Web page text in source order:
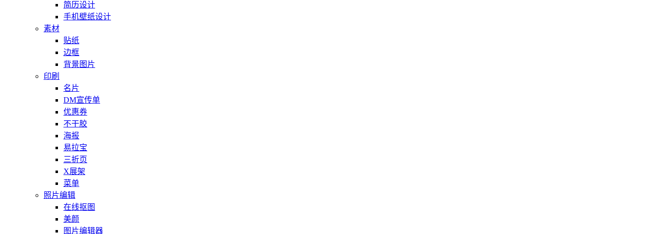
简历设计
手机壁纸设计
素材
贴纸
边框
背景图片
印刷
名片
DM宣传单
优惠券
不干胶
海报
易拉宝
三折页
X展架
菜单
照片编辑
在线抠图
美颜
图片编辑器